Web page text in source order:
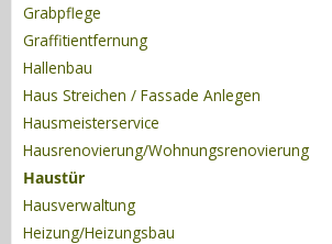
Grabpflege
Graffitientfernung
Hallenbau
Haus Streichen / Fassade Anlegen
Hausmeisterservice
Hausrenovierung/Wohnungsrenovierung
Haustür
Hausverwaltung
Heizung/Heizungsbau